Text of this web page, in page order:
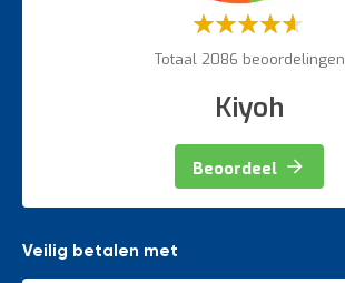
Waardering:
Totaal 2086 beoordelingen
Kiyoh
Beoordeel
Veilig betalen met